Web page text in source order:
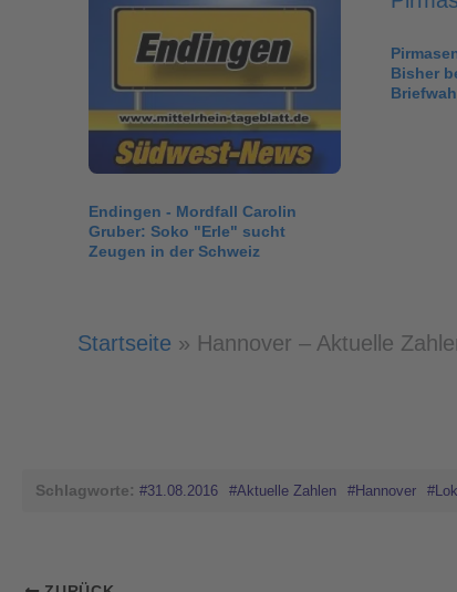
Endingen - Mordfall Carolin
Gruber: Soko "Erle" sucht
Zeugen in der Schweiz
Bisher
Startseite » Hannover – Aktuelle
Schlagworte: #31.08.2016 #Aktuelle Zahlen #Hannover